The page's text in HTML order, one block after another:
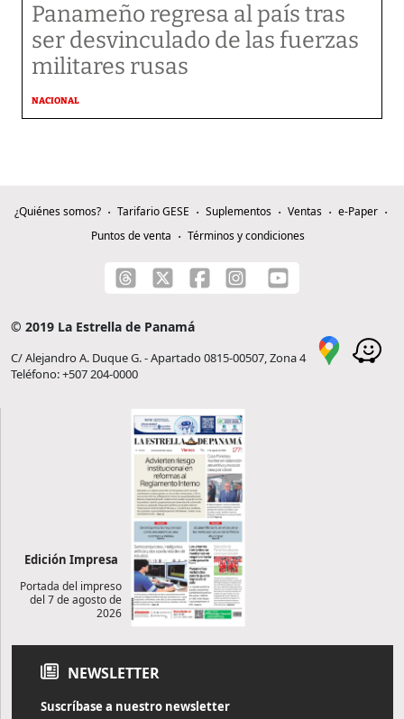
Panameño regresa al país tras
ser desvinculado de las fuerzas
militares rusas
NACIONAL
¿Quiénes somos? Tarifario GESE Suplementos Ventas
e-Paper
Puntos de venta
Términos y condiciones
© 2019 La Estrella de Panamá
C/ Alejandro A. Duque G. - Apartado 0815-00507, Zona 4
Teléfono: +507 204-0000
Edición Impresa
Portada del impreso
del 7 de agosto de
2026
NEWSLETTER
Suscríbase a nuestro newsletter